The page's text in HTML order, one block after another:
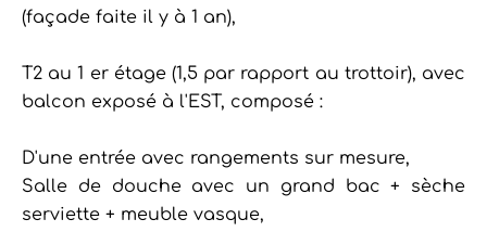
(façade faite il y à 1 an),
T2 au 1 er étage (1,5 par rapport au trottoir), avec
balcon exposé à l'EST, composé :
D'une entrée avec rangements sur mesure,
Salle de douche avec un grand bac + sèche
serviette + meuble vasque,